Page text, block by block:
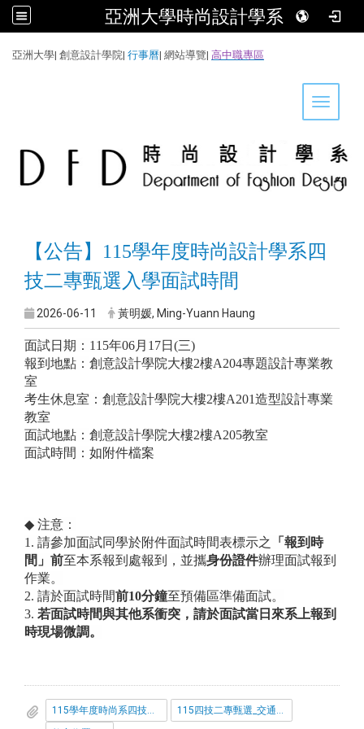
亞洲大學時尚設計學系
亞洲大學| 創意設計學院| 行事曆| 網站導覽| 高中職專區
Toggle
【公告】115學年度時尚設計學系四
技二專甄選入學面試時間
2026-06-11 黃明媛, Ming-Yuann Haung
面試日期： 115年06月 17日 (三)
報到地點： 創意設計學院大樓2樓A204專題設計專業教
室
考生休息室： 創意設計學院大樓2樓A201造型設計專業
教室
面試地點： 創意設計學院大樓2樓A205教室
面試時間：如附件檔案
◆ 注意：
1. 請參加面試同學於附件面試時間表標示之
「報到時
間」前至本系報到處報到，並攜身份證件辦理面試報到
作業。
2. 請於面試時間前10分鐘至預備區準備面試。
3. 若面試時間與其他系衝突，請於面試當日來系上報到
時現場微調。
115學年度時尚系四技二專甄選入學面試時間表_1150617_-公告.pdf
115四技二專甄選_交通資訊.pdf